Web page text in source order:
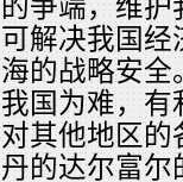
争端，维
解决我国
的战略安
国为难，
其他地区
的达尔富